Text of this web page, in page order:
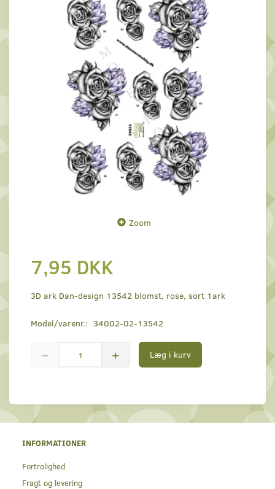
Zoom
7,95 DKK
3D ark Dan-design 13542 blomst, rose, sort 1ark
Model/varenr.: 34002-02-13542
Læg i kurv
INFORMATIONER
Fortrolighed
Fragt og levering